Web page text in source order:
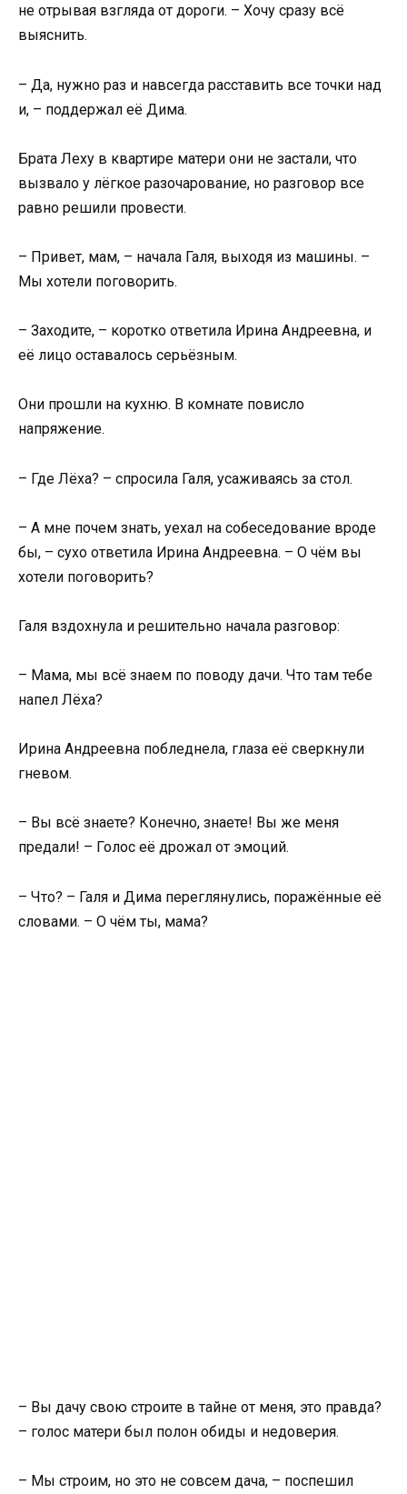
не отрывая взгляда от дороги. – Хочу сразу всё
выяснить.
– Да, нужно раз и навсегда расставить все точки над
и, – поддержал её Дима.
Брата Леху в квартире матери они не застали, что
вызвало у лёгкое разочарование, но разговор все
равно решили провести.
– Привет, мам, – начала Галя, выходя из машины. –
Мы хотели поговорить.
– Заходите, – коротко ответила Ирина Андреевна, и
её лицо оставалось серьёзным.
Они прошли на кухню. В комнате повисло
напряжение.
– Где Лёха? – спросила Галя, усаживаясь за стол.
– А мне почем знать, уехал на собеседование вроде
бы, – сухо ответила Ирина Андреевна. – О чём вы
хотели поговорить?
Галя вздохнула и решительно начала разговор:
– Мама, мы всё знаем по поводу дачи. Что там тебе
напел Лёха?
Ирина Андреевна побледнела, глаза её сверкнули
гневом.
– Вы всё знаете? Конечно, знаете! Вы же меня
предали! – Голос её дрожал от эмоций.
– Что? – Галя и Дима переглянулись, поражённые её
словами. – О чём ты, мама?
– Вы дачу свою строите в тайне от меня, это правда?
– голос матери был полон обиды и недоверия.
– Мы строим, но это не совсем дача, – поспешил